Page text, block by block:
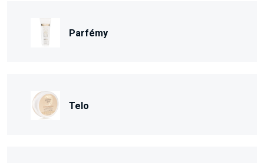
Parfémy
Telo